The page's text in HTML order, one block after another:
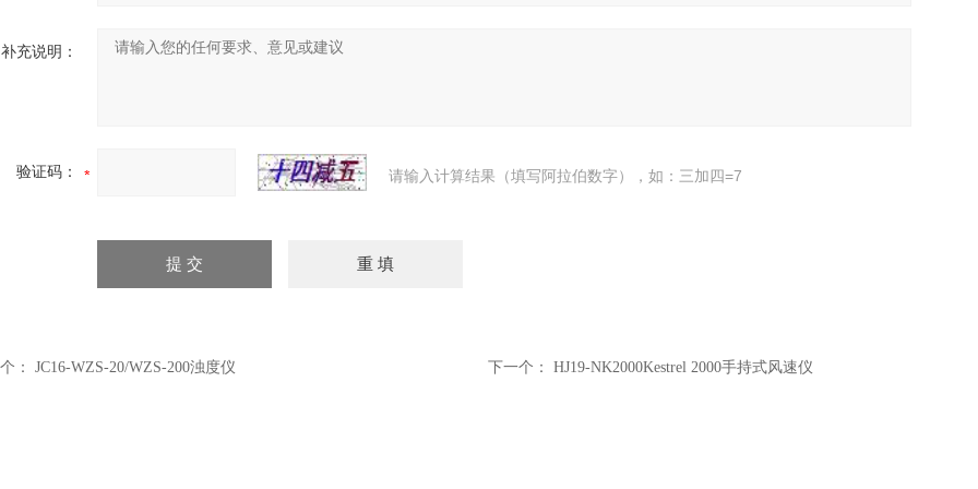
补充说明：
验证码： 请输入计算结果（填写阿拉伯数字），如：三加四=7
： JC16-WZS-20/WZS-200浊度仪 下一个： HJ19-NK2000Kestrel 2000手持式风速仪